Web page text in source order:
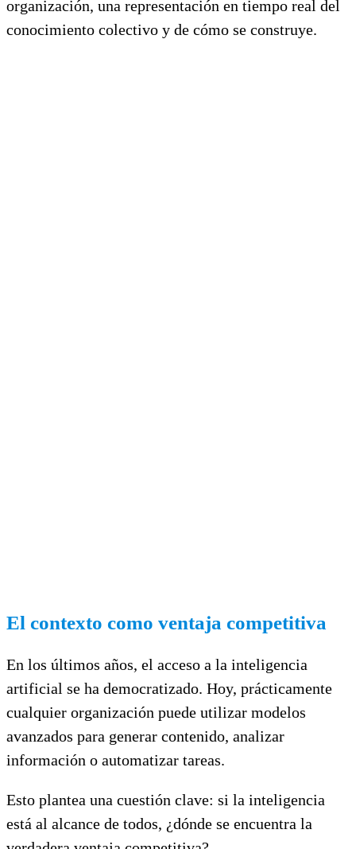
organización, una representación en tiempo real del
conocimiento colectivo y de cómo se construye.
El contexto como ventaja competitiva
En los últimos años, el acceso a la inteligencia
artificial se ha democratizado. Hoy, prácticamente
cualquier organización puede utilizar modelos
avanzados para generar contenido, analizar
información o automatizar tareas.
Esto plantea una cuestión clave: si la inteligencia
está al alcance de todos, ¿dónde se encuentra la